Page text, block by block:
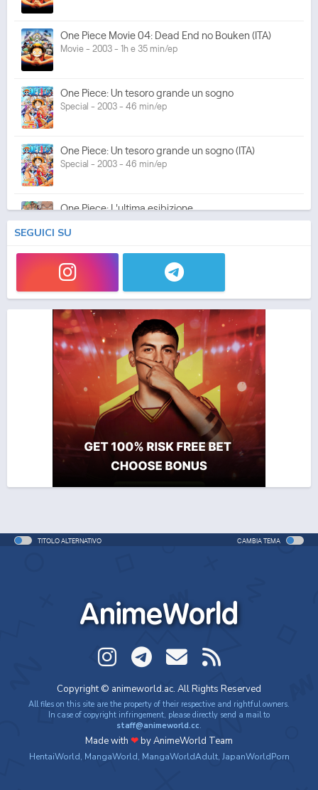
One Piece Movie 04: Dead End no Bouken (ITA)
Movie - 2003 - 1h e 35 min/ep
One Piece: Un tesoro grande un sogno
Special - 2003 - 46 min/ep
One Piece: Un tesoro grande un sogno (ITA)
Special - 2003 - 46 min/ep
One Piece: L'ultima esibizione
Special - 2003 - 45 min/ep
One Piece: L'ultima esibizione (ITA)
Special - 2003 - 45 min/ep
One Piece Movie 05: Norowareta Seiken
Movie - 2004 - 1h e 35 min/ep
One Piece Movie 05: Norowareta Seiken (ITA)
Movie - 2004 - 1h e 35 min/ep
One Piece Movie 06: Omatsuri Danshaku to Himitsu
no Shima (ITA)
Movie - 2005 - 1h e 31 min/ep
One Piece: Le avventure del detective Cappello di
Special - 2005 - 42 min/ep
One Piece Movie 07: Karakuri-jou no Mecha Kyohei
Movie - 2006 - 1h e 34 min/ep
One Piece Movie 07: Karakuri-jou no Mecha Kyohei
(ITA)
SEGUICI SU
TITOLO ALTERNATIVO CAMBIA TEMA
AnimeWorld
Copyright © animeworld.ac. All Rights Reserved
All files on this site are the property of their respective and rightful owners.
In case of copyright infringement, please directly send a mail to
staff@animeworld.cc.
Made with ❤by AnimeWorld Team
HentaiWorld, MangaWorld, MangaWorldAdult, JapanWorldPorn